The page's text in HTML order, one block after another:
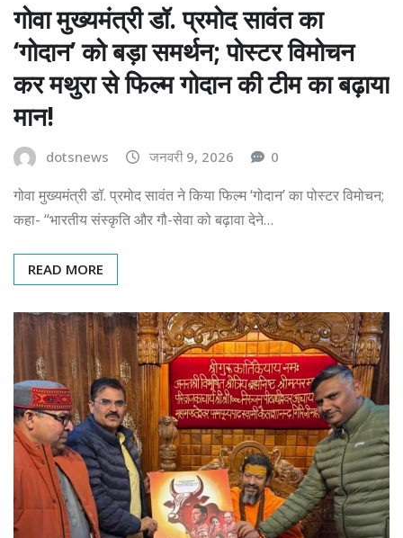
गोवा मुख्यमंत्री डॉ. प्रमोद सावंत का
‘गोदान’ को बड़ा समर्थन; पोस्टर विमोचन
कर मथुरा से फिल्म गोदान की टीम का बढ़ाया
मान!
dotsnews जनवरी 9, 2026 0
गोवा मुख्यमंत्री डॉ. प्रमोद सावंत ने किया फिल्म ‘गोदान’ का पोस्टर विमोचन;
कहा- “भारतीय संस्कृति और गौ-सेवा को बढ़ावा देने…
READ MORE